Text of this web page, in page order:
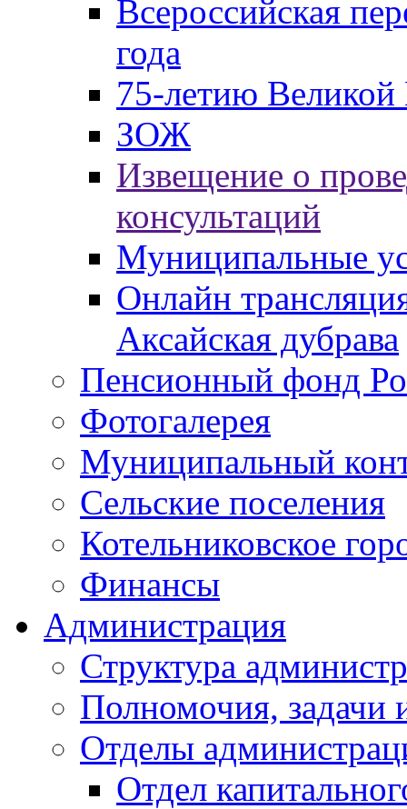
Всероссийская
года
75-летию
ЗОЖ
Извещение о
консультаций
Муниципальные
Онлайн
Аксайская дубрава
Пенсионный фонд
Фотогалерея
Муниципальный
Сельские поселения
Котельниковское
Финансы
Администрация
Структура
Полномочия, задачи
Отделы
Отдел